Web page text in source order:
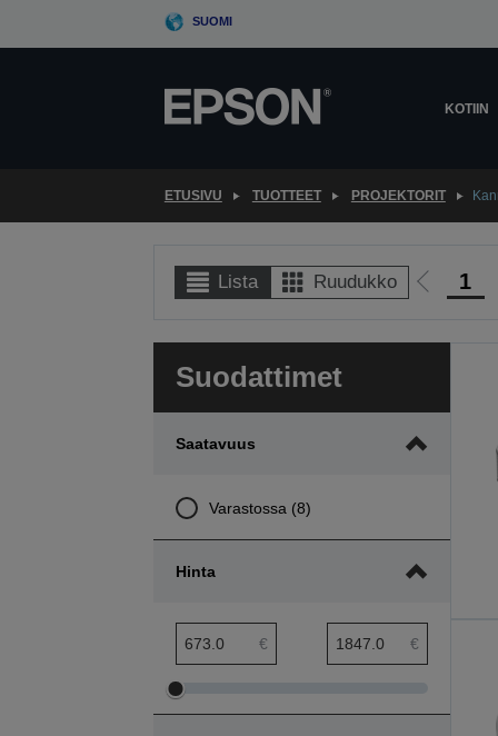
SUOMI
KOTIIN
ETUSIVU TUOTTEET PROJEKTORIT
Lista Ruudukko
Siirry
sivulle
1
Suodattimet
Saatavuus
Varastossa (8)
Hinta
€ €
Säädä
Säädä